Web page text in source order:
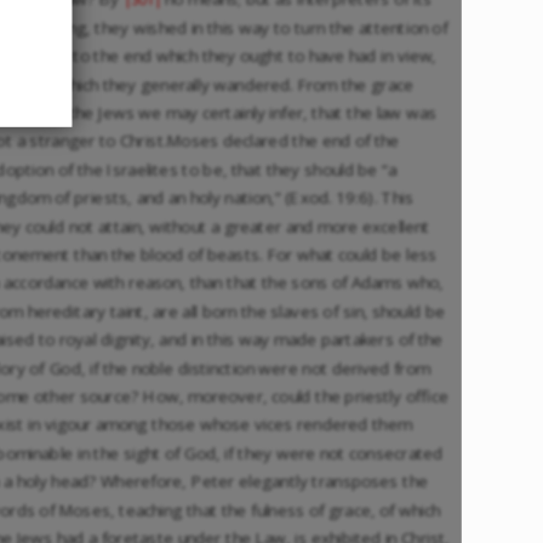
meaning, they wished in this way to turn the attention of
people to the end which they ought to have had in view,
from which they generally wandered. From the grace
to the Jews we may certainly infer, that the law was
a stranger to Christ.Moses declared the end of the
of the Israelites to be, that they should be “a
of priests, and an holy nation,” (Exod. 19:6). This
could not attain, without a greater and more excellent
than the blood of beasts. For what could be less
accordance with reason, than that the sons of Adams who,
hereditary taint, are all born the slaves of sin, should be
to royal dignity, and in this way made partakers of the
of God, if the noble distinction were not derived from
other source? How, moreover, could the priestly office
in vigour among those whose vices rendered them
in the sight of God, if they were not consecrated
a holy head? Wherefore, Peter elegantly transposes the
of Moses, teaching that the fulness of grace, of which
Jews had a foretaste under the Law, is exhibited in Christ,